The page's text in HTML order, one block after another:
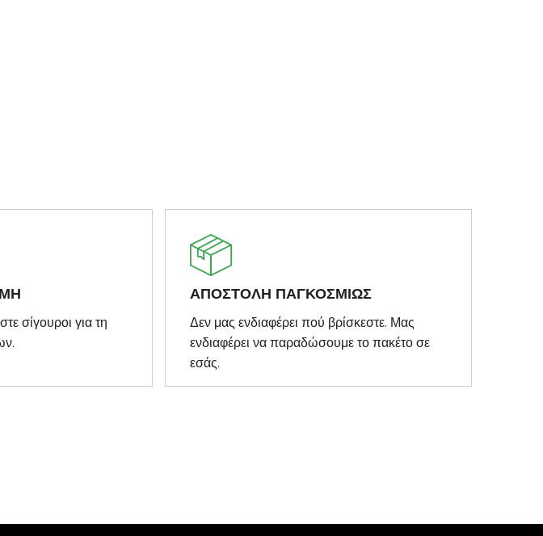
σίγουροι για τη
ΑΠΟΣΤΟΛΗ ΠΑΓΚΟΣΜΙΩΣ
Δεν μας ενδιαφέρει πού βρίσκεστε. Μας
ενδιαφέρει να παραδώσουμε το πακέτο σε
εσάς.